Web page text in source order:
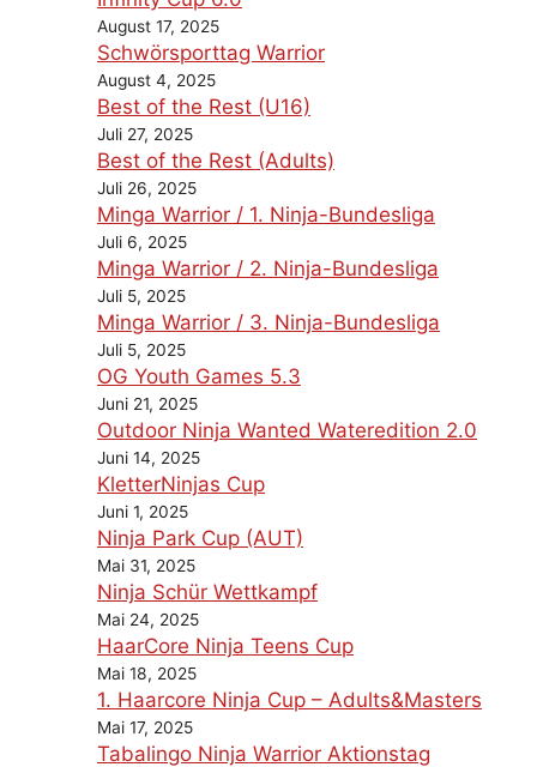
August 17, 2025
Schwörsporttag Warrior
August 4, 2025
Best of the Rest (U16)
Juli 27, 2025
Best of the Rest (Adults)
Juli 26, 2025
Minga Warrior / 1. Ninja-Bundesliga
Juli 6, 2025
Minga Warrior / 2. Ninja-Bundesliga
Juli 5, 2025
Minga Warrior / 3. Ninja-Bundesliga
Juli 5, 2025
OG Youth Games 5.3
Juni 21, 2025
Outdoor Ninja Wanted Wateredition 2.0
Juni 14, 2025
KletterNinjas Cup
Juni 1, 2025
Ninja Park Cup (AUT)
Mai 31, 2025
Ninja Schür Wettkampf
Mai 24, 2025
HaarCore Ninja Teens Cup
Mai 18, 2025
1. Haarcore Ninja Cup – Adults&Masters
Mai 17, 2025
Tabalingo Ninja Warrior Aktionstag